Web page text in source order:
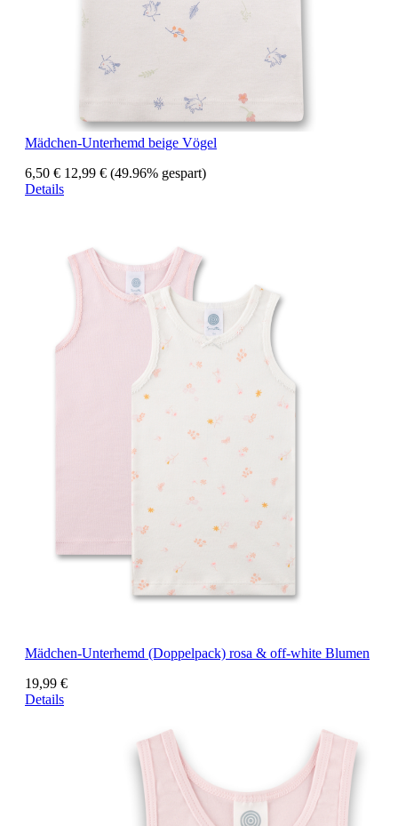
Mädchen-Unterhemd beige Vögel
6,50 € 12,99 € (49.96% gespart)
Details
Mädchen-Unterhemd (Doppelpack) rosa & off-white Blumen
19,99 €
Details